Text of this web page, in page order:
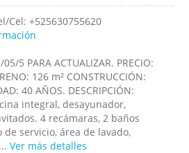
Cel: +525630755620
5 PARA ACTUALIZAR. PRECIO:
126 m² CONSTRUCCIÓN:
40 AÑOS. DESCRIPCIÓN:
integral, desayunador,
4 recámaras, 2 baños
de servicio, área de lavado,
Ver más detalles